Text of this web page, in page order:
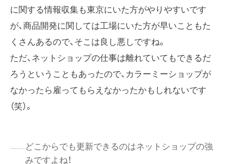
に関する情報収集も東京にいた方がやりやすいです
が、商品開発に関しては工場にいた方が早いこともた
くさんあるので、そこは良し悪しですね。
ただ、ネットショップの仕事は離れていてもできるだ
ろうということもあったので、カラーミーショップが
なかったら雇ってもらえなかったかもしれないです
（笑）。
どこからでも更新できるのはネットショップの強
みですよね！